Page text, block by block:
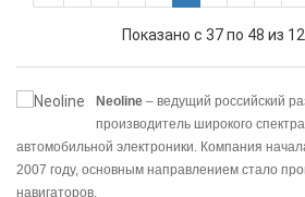
Показано с 37 по 48 из
Neoline – ведущий российский
производитель широкого
автомобильной электроники. Компания
2007 году, основным направлением стало
навигаторов.